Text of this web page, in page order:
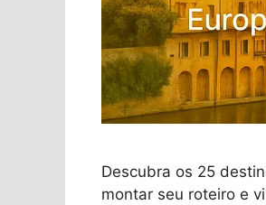
Descubra os 25
montar seu roteiro e